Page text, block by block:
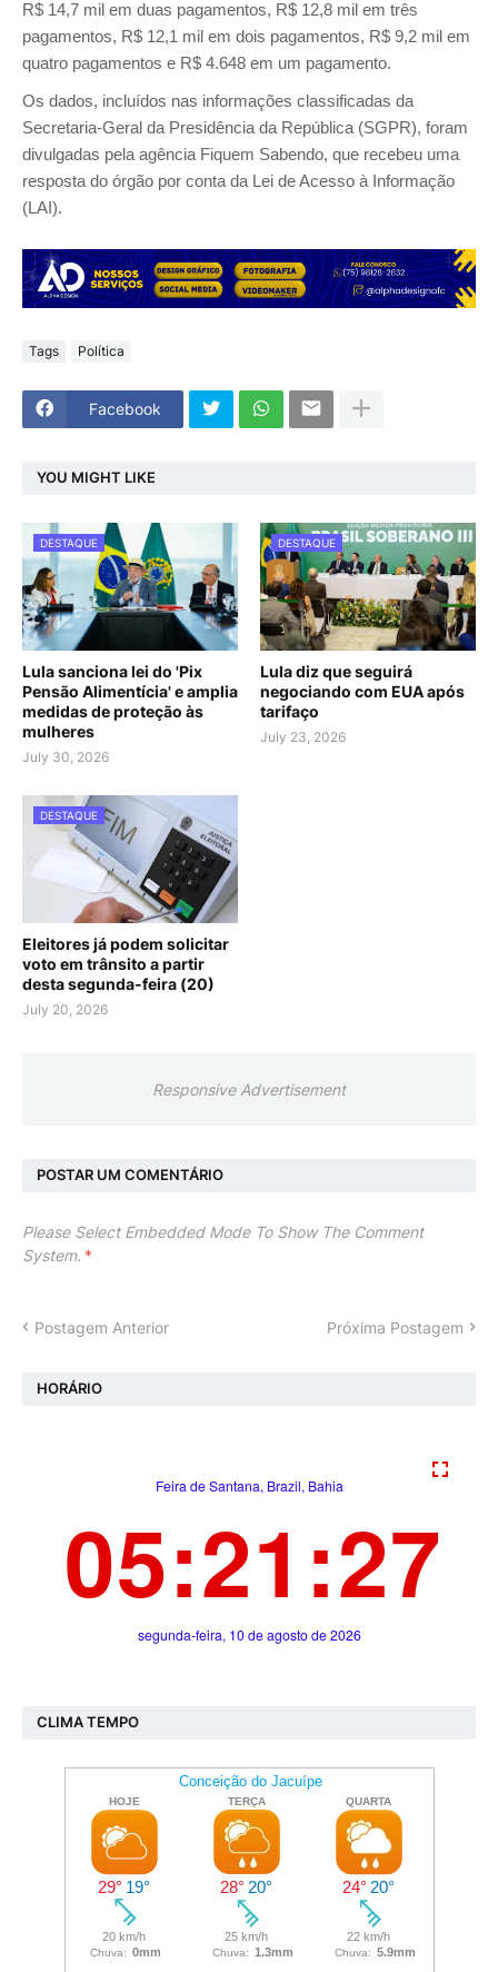
R$ 14,7 mil em duas pagamentos, R$ 12,8 mil em três
pagamentos, R$ 12,1 mil em dois pagamentos, R$ 9,2 mil em
quatro pagamentos e R$ 4.648 em um pagamento.
Os dados, incluídos nas informações classificadas da
Secretaria-Geral da Presidência da República (SGPR), foram
divulgadas pela agência Fiquem Sabendo, que recebeu uma
resposta do órgão por conta da Lei de Acesso à Informação
(LAI).
Tags Política
Facebook
YOU MIGHT LIKE
DESTAQUE
Lula sanciona lei do 'Pix
Pensão Alimentícia' e amplia
medidas de proteção às
mulheres
July 30, 2026
DESTAQUE
Lula diz que seguirá
negociando com EUA após
tarifaço
July 23, 2026
DESTAQUE
Eleitores já podem solicitar
voto em trânsito a partir
desta segunda-feira (20)
July 20, 2026
Responsive Advertisement
POSTAR UM COMENTÁRIO
Please Select Embedded Mode To Show The Comment
System. *
Postagem Anterior Próxima Postagem
HORÁRIO
CLIMA TEMPO